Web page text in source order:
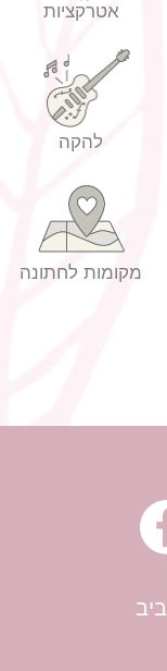
אטרקציות
להקה
מקומות לחתונה